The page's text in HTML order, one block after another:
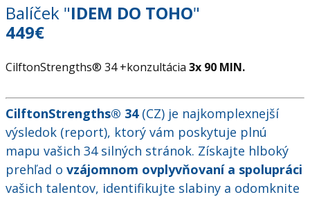
Balíček "IDEM DO TOHO"
449€
CilftonStrengths® 34 +konzultácia 3x 90 MIN.
CilftonStrengths® 34(CZ) je najkomplexnejší
výsledok (report), ktorý vám poskytuje plnú
mapu vašich 34 silných stránok. Získajte hlboký
prehľad o vzájomnom ovplyvňovaní a spolupráci
vašich talentov, identifikujte slabiny a odomknite